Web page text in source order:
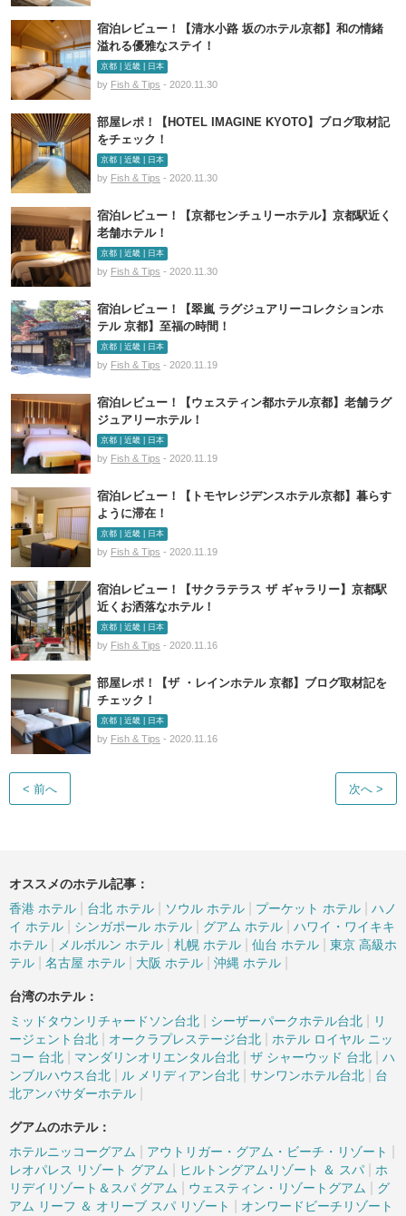
宿泊レビュー！【清水小路 坂のホテル京都】和の情緒
溢れる優雅なステイ！
京都 | 近畿 | 日本
by Fish & Tips - 2020.11.30
部屋レポ！【HOTEL IMAGINE KYOTO】ブログ取材記
をチェック！
京都 | 近畿 | 日本
by Fish & Tips - 2020.11.30
宿泊レビュー！【京都センチュリーホテル】京都駅近く
老舗ホテル！
京都 | 近畿 | 日本
by Fish & Tips - 2020.11.30
宿泊レビュー！【翠嵐 ラグジュアリーコレクションホ
テル 京都】至福の時間！
京都 | 近畿 | 日本
by Fish & Tips - 2020.11.19
宿泊レビュー！【ウェスティン都ホテル京都】老舗ラグ
ジュアリーホテル！
京都 | 近畿 | 日本
by Fish & Tips - 2020.11.19
宿泊レビュー！【トモヤレジデンスホテル京都】暮らす
ように滞在！
京都 | 近畿 | 日本
by Fish & Tips - 2020.11.19
宿泊レビュー！【サクラテラス ザ ギャラリー】京都駅
近くお洒落なホテル！
京都 | 近畿 | 日本
by Fish & Tips - 2020.11.16
部屋レポ！【ザ ・レインホテル 京都】ブログ取材記を
チェック！
京都 | 近畿 | 日本
by Fish & Tips - 2020.11.16
< 前へ 次へ >
オススメのホテル記事：
香港 ホテル
台北 ホテル ソウル ホテル プーケット ホテル
ハノ
イ ホテル
シンガポール ホテル グアム ホテル
ハワイ・ワイキキ
ホテル
メルボルン ホテル 札幌 ホテル 仙台 ホテル
東京 高級ホ
テル
名古屋 ホテル 大阪 ホテル 沖縄 ホテル
台湾のホテル：
ミッドタウンリチャードソン台北
シーザーパークホテル台北
リ
ージェント台北
オークラプレステージ台北
ホテル ロイヤル ニッ
コー 台北
マンダリンオリエンタル台北 ザ シャーウッド 台北
ハ
ンブルハウス台北
ル メリディアン台北 サンワンホテル台北
台
北アンバサダーホテル
グアムのホテル：
ホテルニッコーグアム
アウトリガー・グアム・ビーチ・リゾート
レオパレス リゾート グアム ヒルトングアムリゾート ＆ スパ
ホ
リデイリゾート＆スパ グアム
ウェスティン・リゾートグアム
グ
アム リーフ ＆ オリーブ スパ リゾート
オンワードビーチリゾート